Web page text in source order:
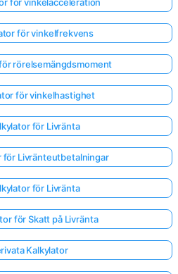
för vinkelfrekvens
rörelsemängdsmoment
för vinkelhastighet
för Livränta
för Livränteutbetalningar
för Livränta
för Skatt på Livränta
Kalkylator